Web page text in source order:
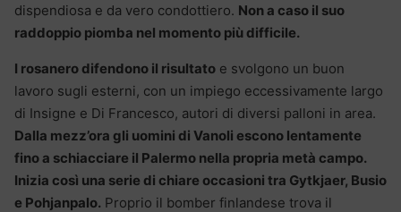
dispendiosa e da vero condottiero. Non a caso il suo
raddoppio piomba nel momento più difficile.
I rosanero difendono il risultato e svolgono un buon
lavoro sugli esterni, con un impiego eccessivamente largo
di Insigne e Di Francesco, autori di diversi palloni in area.
Dalla mezz’ora gli uomini di Vanoli escono lentamente
fino a schiacciare il Palermo nella propria metà campo.
Inizia così una serie di chiare occasioni tra Gytkjaer, Busio
e Pohjanpalo. Proprio il bomber finlandese trova il